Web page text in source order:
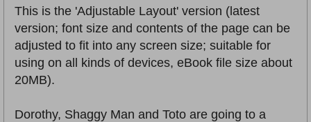
This is the 'Adjustable Layout' version (latest
version; font size and contents of the page can be
adjusted to fit into any screen size; suitable for
using on all kinds of devices, eBook file size about
20MB).
Dorothy, Shaggy Man and Toto are going to a